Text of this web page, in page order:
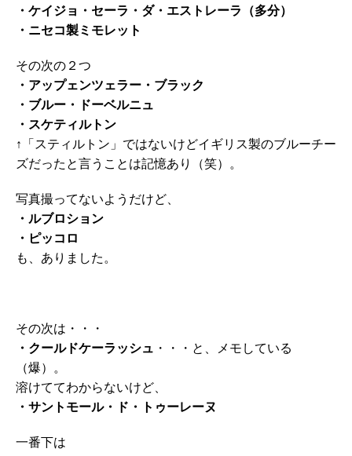
・ケイジョ・セーラ・ダ・エストレーラ（多分）
・ニセコ製ミモレット
その次の２つ
・アップェンツェラー・ブラック
・ブルー・ドーベルニュ
・スケティルトン
↑「スティルトン」ではないけどイギリス製のブルーチー
ズだったと言うことは記憶あり（笑）。
写真撮ってないようだけど、
・ルブロション
・ピッコロ
も、ありました。
その次は・・・
・クールドケーラッシュ ・・・と、メモしている
（爆）。
溶けててわからないけど、
・サントモール・ド・トゥーレーヌ
一番下は